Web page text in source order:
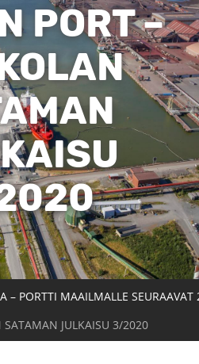
PORT –
– PORTTI MAAILMALLE SEURAAVAT
JULKAISU 3/2020